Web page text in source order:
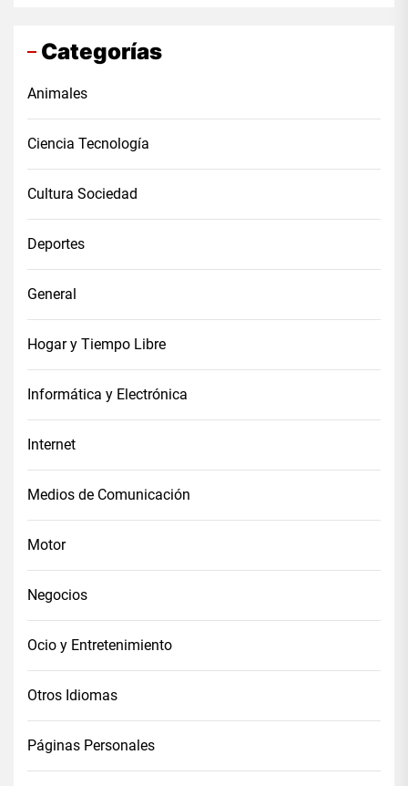
Categorías
Animales
Ciencia Tecnología
Cultura Sociedad
Deportes
General
Hogar y Tiempo Libre
Informática y Electrónica
Internet
Medios de Comunicación
Motor
Negocios
Ocio y Entretenimiento
Otros Idiomas
Páginas Personales